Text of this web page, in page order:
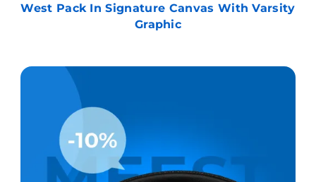
West Pack In Signature Canvas With Varsity
Graphic